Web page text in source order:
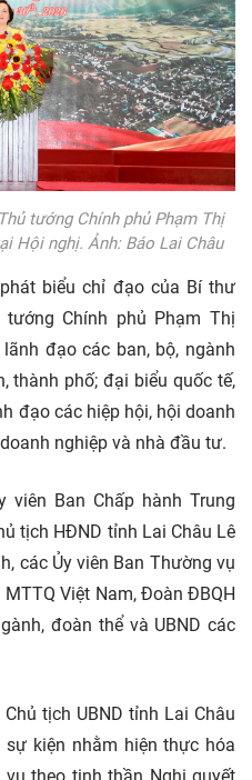
tướng Chính phủ Phạm Thị
Hội nghị. Ảnh: Báo Lai Châu
biểu chỉ đạo của Bí thư
Chính phủ Phạm Thị
đạo các ban, bộ, ngành
thành phố; đại biểu quốc tế,
đạo các hiệp hội, hội doanh
nghiệp và nhà đầu tư.
viên Ban Chấp hành Trung
tịch HĐND tỉnh Lai Châu Lê
các Ủy viên Ban Thường vụ
MTTQ Việt Nam, Đoàn ĐBQH
đoàn thể và UBND các
tịch UBND tỉnh Lai Châu
sự kiện nhằm hiện thực hóa
theo tinh thần Nghị quyết